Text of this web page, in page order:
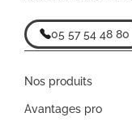
05 57 54 48 80
Nos produits
Avantages pro